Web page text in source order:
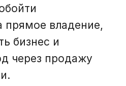
прямое владение,
бизнес и
через продажу